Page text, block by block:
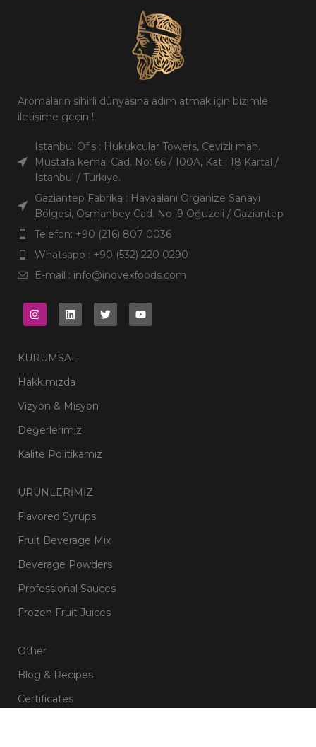
Aromaların sihirli dünyasına adım atmak için bizimle
iletişime geçin !
Istanbul Ofis : Hukukcular Towers, Cevizli mah.
Mustafa kemal Cad. No: 66 / 100A, Kat : 18 Kartal /
Istanbul / Türkiye.
Gaziantep Fabrika : Havaalanı Organize Sanayi
Bölgesi, Osmanbey Cad. No :9 Oğuzeli / Gaziantep
Telefon: +90 (216) 807 0036
Whatsapp : +90 (532) 220 0290
E-mail : info@inovexfoods.com
KURUMSAL
Hakkımızda
Vizyon & Misyon
Değerlerimiz
Kalite Politikamız
ÜRÜNLERİMİZ
Flavored Syrups
Fruit Beverage Mix
Beverage Powders
Professional Sauces
Frozen Fruit Juices
Other
Blog & Recipes
Certificates